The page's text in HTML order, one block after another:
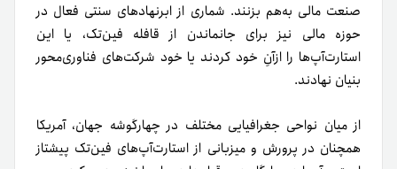
صنعت مالی به‌هم بزنند. شماری از ابرنهادهای سنتی فعال در
حوزه مالی نیز برای جا‌نماندن از قافله فین‌تک، یا این
استارت‌آپ‌ها را ازآنِ خود کردند یا خود شرکت‌های فناوری‌محور
بنیان نهادند.
از میان نواحی جغرافیایی مختلف در چهارگوشه جهان، آمریکا
همچنان در پرورش و میزبانی از استارت‌آپ‌های فین‌تک پیشتاز